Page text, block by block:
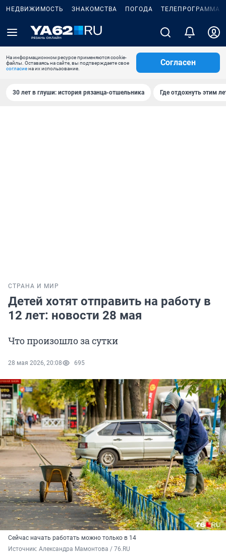
НЕДВИЖИМОСТЬ ЗНАКОМСТВА ПОГОДА ТЕЛЕПРОГРАММА
На информационном ресурсе применяются cookie-
файлы. Оставаясь на сайте, вы подтверждаете свое
согласиена их использование.
Согласен
30 лет в глуши: история рязанца-отшельника Где отдохнуть этим
СТРАНА И МИР
Детей хотят отправить на работу в
12 лет: новости 28 мая
Что произошло за сутки
28 мая 2026, 20:08 695
Сейчас начать работать можно только в 14
Источник: Александра Мамонтова / 76.RU